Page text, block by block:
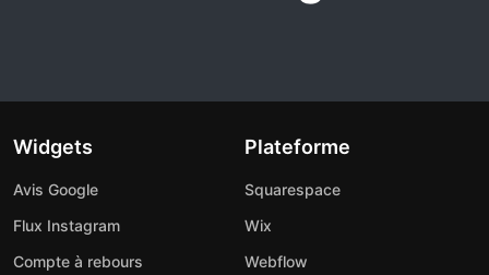
Widgets
Avis Google
Flux Instagram
Compte à rebours
Plateforme
Squarespace
Wix
Webflow